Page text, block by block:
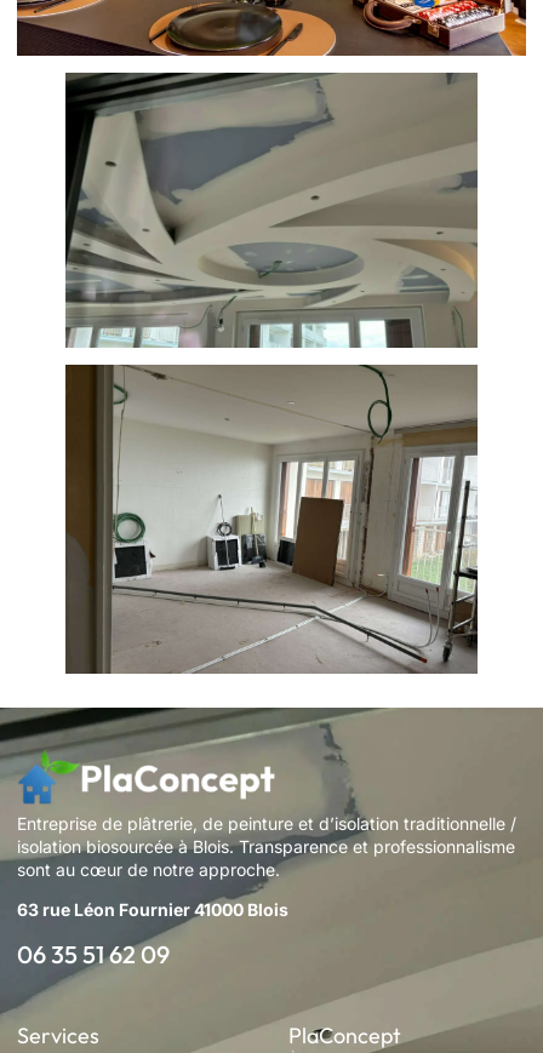
Entreprise de plâtrerie, de peinture et d’isolation traditionnelle /
isolation biosourcée à Blois. Transparence et professionnalisme
sont au cœur de notre approche.
63 rue Léon Fournier 41000 Blois
06 35 51 62 09
Services PlaConcept